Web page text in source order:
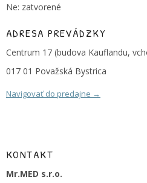
Ne: zatvorené
ADRESA PREVÁDZKY
Centrum 17 (budova Kauflandu,
017 01 Považská Bystrica
Navigovať do predajne →
KONTAKT
Mr.MED s.r.o.